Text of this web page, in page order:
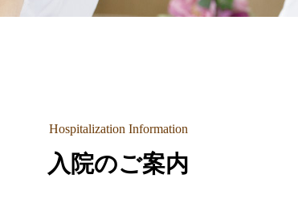
Hospitalization Information
入院のご案内